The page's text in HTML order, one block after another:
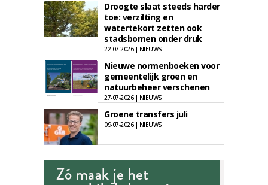
Droogte slaat steeds harder
toe: verzilting en
watertekort zetten ook
stadsbomen onder druk
22-07-2026 | NIEUWS
Nieuwe normenboeken voor
gemeentelijk groen en
natuurbeheer verschenen
27-07-2026 | NIEUWS
Groene transfers juli
09-07-2026 | NIEUWS